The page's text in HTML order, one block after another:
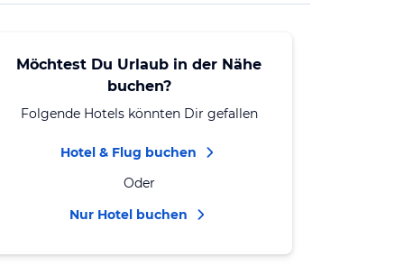
Möchtest Du Urlaub in der Nähe
buchen?
Folgende Hotels könnten Dir gefallen
Hotel & Flug buchen
Oder
Nur Hotel buchen